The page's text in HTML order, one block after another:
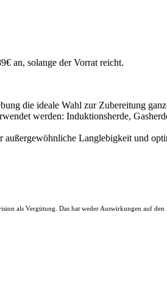
an, solange der Vorrat reicht.
die ideale Wahl zur Zubereitung
werden: Induktionsherde,
außergewöhnliche Langlebigkeit und
als Vergütung. Das hat weder Auswirkungen auf